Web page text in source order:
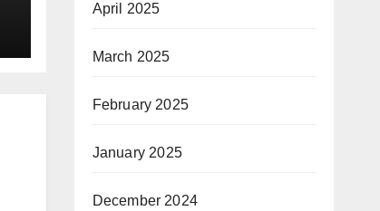
April 2025
March 2025
February 2025
January 2025
December 2024